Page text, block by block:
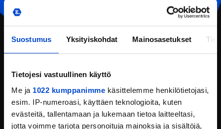
Suostumus Yksityiskohdat Mainosasetukset
Tietojesi vastuullinen käyttö
Me ja 1022 kumppanimme käsittelemme henkilötietojasi,
esim. IP-numeroasi, käyttäen teknologioita, kuten
evästeitä, tallentamaan ja lukemaan tietoa laitteeltasi,
jotta voimme tarjota personoituja mainoksia ja sisältöjä,
SIJAINTI
PYYDÄ TARJOUS
ANNA PALAUTETTA